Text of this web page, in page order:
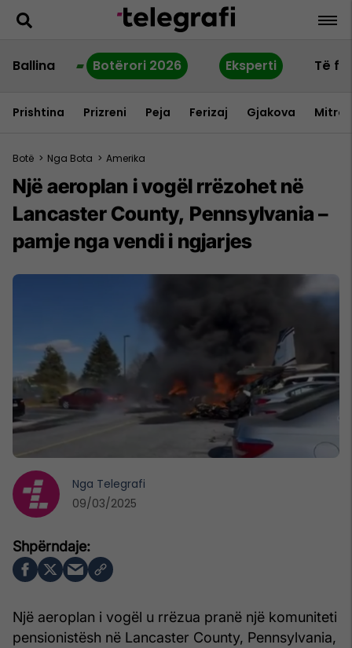
Ballina Botërori 2026 Eksperti Të
Prishtina Prizreni Peja Ferizaj Gjakova
Botë > Nga Bota > Amerika
Një aeroplan i vogël rrëzohet në
Lancaster County, Pennsylvania –
pamje nga vendi i ngjarjes
Një aeroplan i vogël u rrëzua pranë një komuniteti
pensionistësh në Lancaster County, Pennsylvania,
Nga Telegrafi
09/03/2025